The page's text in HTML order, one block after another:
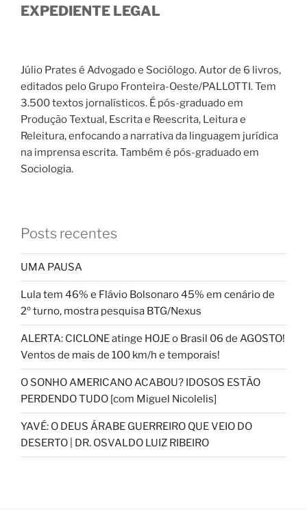
EXPEDIENTE LEGAL
Júlio Prates é Advogado e Sociólogo. Autor de 6 livros,
editados pelo Grupo Fronteira-Oeste/PALLOTTI. Tem
3.500 textos jornalísticos. É pós-graduado em
Produção Textual, Escrita e Reescrita, Leitura e
Releitura, enfocando a narrativa da linguagem jurídica
na imprensa escrita. Também é pós-graduado em
Sociologia.
Posts recentes
UMA PAUSA
Lula tem 46% e Flávio Bolsonaro 45% em cenário de
2º turno, mostra pesquisa BTG/Nexus
ALERTA: CICLONE atinge HOJE o Brasil 06 de AGOSTO!
Ventos de mais de 100 km/h e temporais!
O SONHO AMERICANO ACABOU? IDOSOS ESTÃO
PERDENDO TUDO [com Miguel Nicolelis]
YAVÉ: O DEUS ÁRABE GUERREIRO QUE VEIO DO
DESERTO | DR. OSVALDO LUIZ RIBEIRO